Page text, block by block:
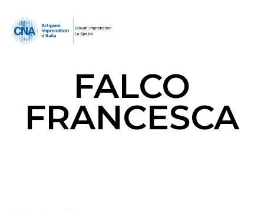
FALCO
FRANCESCA